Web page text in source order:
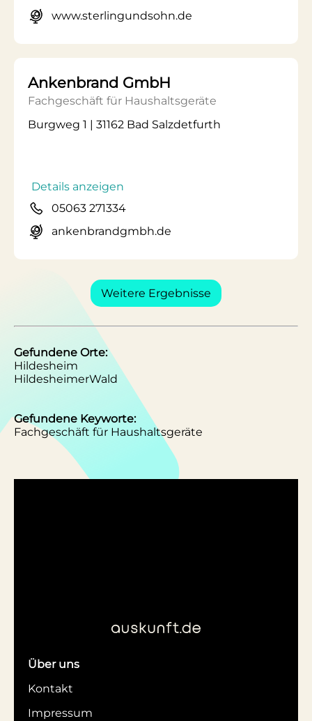
www.sterlingundsohn.de
Ankenbrand GmbH
Fachgeschäft für Haushaltsgeräte
Burgweg 1 | 31162 Bad Salzdetfurth
Details anzeigen
05063 271334
ankenbrandgmbh.de
Weitere Ergebnisse
Gefundene Orte:
Hildesheim
HildesheimerWald
Gefundene Keyworte:
Fachgeschäft für Haushaltsgeräte
Über uns
Kontakt
Impressum